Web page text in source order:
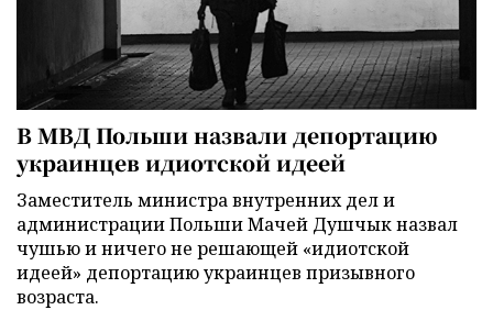
В МВД Польши назвали депортацию
украинцев идиотской идеей
Заместитель министра внутренних дел и
администрации Польши Мачей Душчык назвал
чушью и ничего не решающей «идиотской
идеей» депортацию украинцев призывного
возраста.